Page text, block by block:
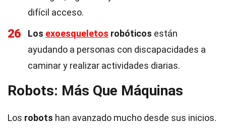
difícil acceso.
26 Los exoesqueletos robóticos están
ayudando a personas con discapacidades a
caminar y realizar actividades diarias.
Robots: Más Que Máquinas
Los robots han avanzado mucho desde sus inicios.